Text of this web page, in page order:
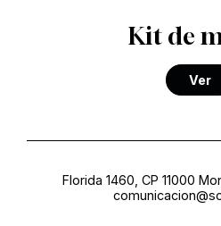
Kit de
Ver
Florida 1460, CP 11000